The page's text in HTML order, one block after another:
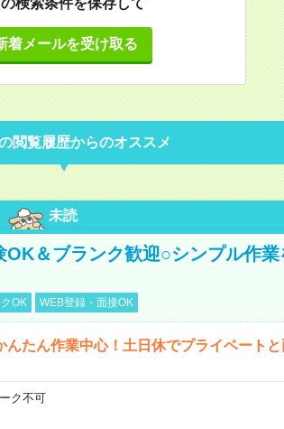
着メールを受け取る
閲覧履歴からのオススメ
未読
＆ブランク歓迎○シンプル作業
OK WEB登録・面接OK
たん作業中心！土日休でプライベート
ク不可